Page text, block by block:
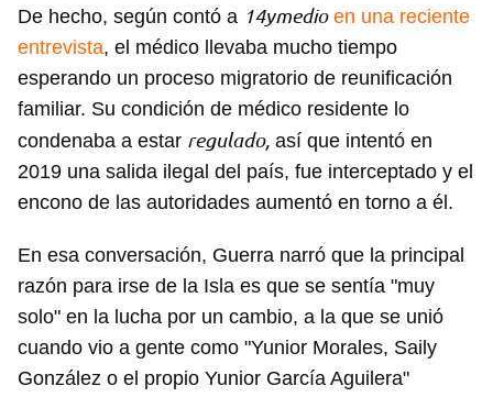
De hecho, según contó a 14ymedio en una reciente
entrevista, el médico llevaba mucho tiempo
esperando un proceso migratorio de reunificación
familiar. Su condición de médico residente lo
condenaba a estar regulado, así que intentó en
2019 una salida ilegal del país, fue interceptado y el
encono de las autoridades aumentó en torno a él.
En esa conversación, Guerra narró que la principal
razón para irse de la Isla es que se sentía "muy
solo" en la lucha por un cambio, a la que se unió
cuando vio a gente como "Yunior Morales, Saily
González o el propio Yunior García Aguilera"